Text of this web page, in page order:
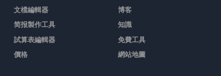
文檔編輯器
简报製作工具
試算表編輯器
價格
博客
知識
免費工具
網站地圖